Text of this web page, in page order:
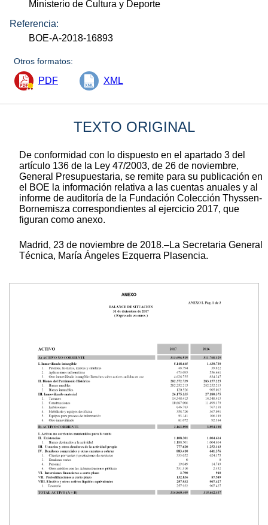
Ministerio de Cultura y Deporte
Referencia:
BOE-A-2018-16893
Otros formatos:
PDF XML
TEXTO ORIGINAL
De conformidad con lo dispuesto en el apartado 3 del
artículo 136 de la Ley 47/2003, de 26 de noviembre,
General Presupuestaria, se remite para su publicación en
el BOE la información relativa a las cuentas anuales y al
informe de auditoría de la Fundación Colección Thyssen-
Bornemisza correspondientes al ejercicio 2017, que
figuran como anexo.
Madrid, 23 de noviembre de 2018.–La Secretaria General
Técnica, María Ángeles Ezquerra Plasencia.